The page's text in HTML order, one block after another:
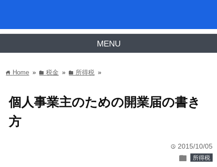
MENU
home Home » folder税金 » folder 所得税 »
個人事業主のための開業届の書き
方
time 2015/10/05
folder 所得税